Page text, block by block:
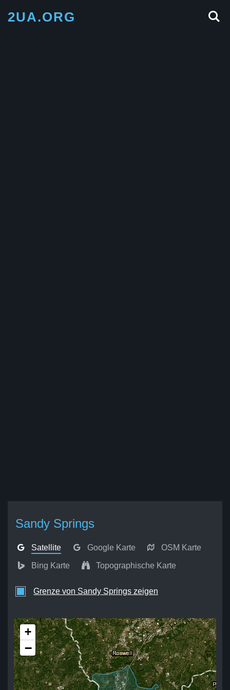
2UA.ORG
Sandy Springs
Satellite Google Karte OSM Karte
Bing Karte Topographische Karte
Grenze von Sandy Springs zeigen
+
−